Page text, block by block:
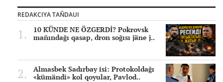
REDAKCIYA TAÑDAUI
10 KÜNDE NE ÖZGERDİ? Pokrovsk
mañındağı qasap, dron soğısı jäne j..
Almasbek Sadırbay isi: Protokoldağı
«kümändi» kol qoyular, Pavlod..